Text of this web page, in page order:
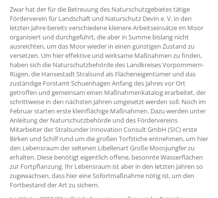
Zwar hat der für die Betreuung des Naturschutzgebietes tätige
Förderverein für Landschaft und Naturschutz Devin e. V. in den
letzten Jahre bereits verschiedene kleinere Arbeitseinsätze im Moor
organisiert und durchgeführt, die aber in Summe bislang nicht
ausreichten, um das Moor wieder in einen günstigen Zustand zu
versetzen. Um hier effektive und wirksame Maßnahmen zu finden,
haben sich die Naturschutzbehörde des Landkreises Vorpommern-
Rügen, die Hansestadt Stralsund als Flächeneigentümer und das
zuständige Forstamt Schuenhagen Anfang des Jahres vor Ort
getroffen und gemeinsam einen Maßnahmenkatalog erarbeitet, der
schrittweise in den nächsten Jahren umgesetzt werden soll. Noch im
Februar starten erste kleinflächige Maßnahmen. Dazu werden unter
Anleitung der Naturschutzbehörde und des Fördervereins
Mitarbeiter der Stralsunder Innovation Consult GmbH (SIC) erste
Birken und Schilf rund um die großen Torfstiche entnehmen, um hier
den Lebensraum der seltenen Libellenart Große Moosjungfer zu
erhalten. Diese benötigt eigentlich offene, besonnte Wasserflächen
zur Fortpflanzung. Ihr Lebensraum ist aber in den letzten Jahren so
zugewachsen, dass hier eine Sofortmaßnahme nötig ist, um den
Fortbestand der Art zu sichern.